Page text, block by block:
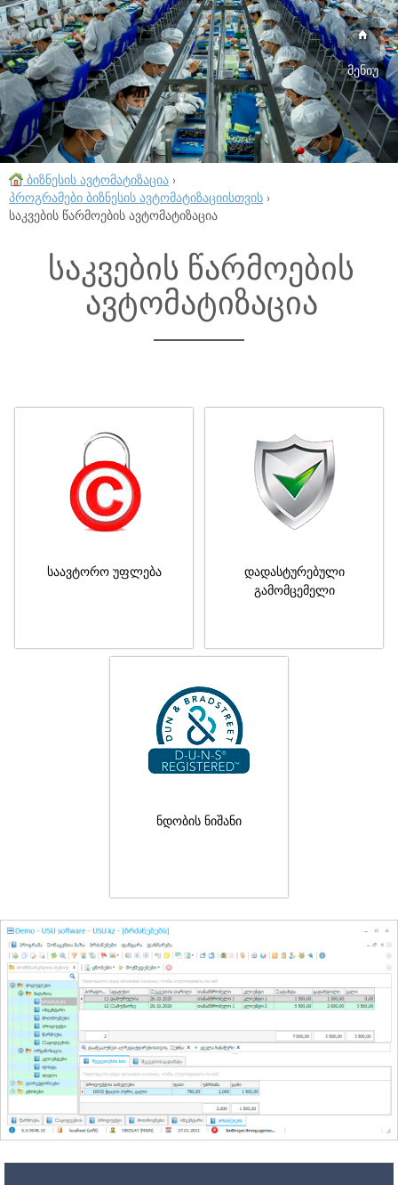
მენიუ
ბიზნესის ავტომატიზაცია ›
პროგრამები ბიზნესის ავტომატიზაციისთვის ›
საკვების წარმოების ავტომატიზაცია
საკვების წარმოების
ავტომატიზაცია
საავტორო უფლება
დადასტურებული
გამომცემელი
ნდობის ნიშანი